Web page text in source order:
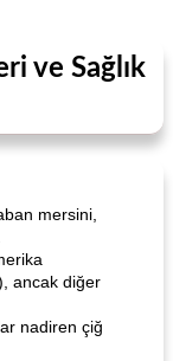
ve Sağlık
mersini,
ancak diğer
nadiren çiğ